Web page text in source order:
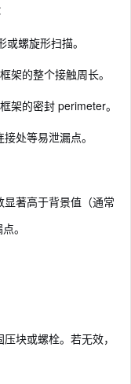
螺旋形扫描。
架的整个接触周长。
架的密封 perimeter。
处等易泄漏点。
著高于背景值（通常
。
块或螺栓。若无效，